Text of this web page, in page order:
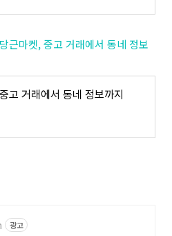
마켓, 중고 거래에서 동네 정보
고 거래에서 동네 정보까지
광고